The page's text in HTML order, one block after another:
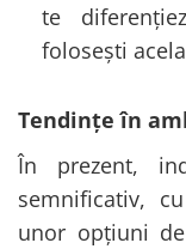
te
folosești
Tendințe în
În prezent,
semnificativ,
unor opțiuni